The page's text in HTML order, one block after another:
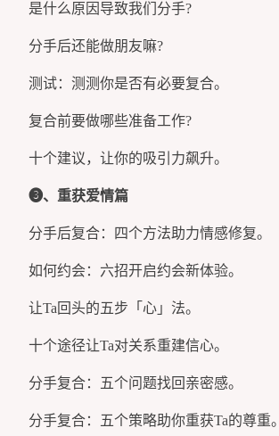
是什么原因导致我们分手?
分手后还能做朋友嘛?
测试：测测你是否有必要复合。
复合前要做哪些准备工作?
十个建议，让你的吸引力飙升。
➌、重获爱情篇
分手后复合：四个方法助力情感修复。
如何约会：六招开启约会新体验。
让Ta回头的五步「心」法。
十个途径让Ta对关系重建信心。
分手复合：五个问题找回亲密感。
分手复合：五个策略助你重获Ta的尊重。